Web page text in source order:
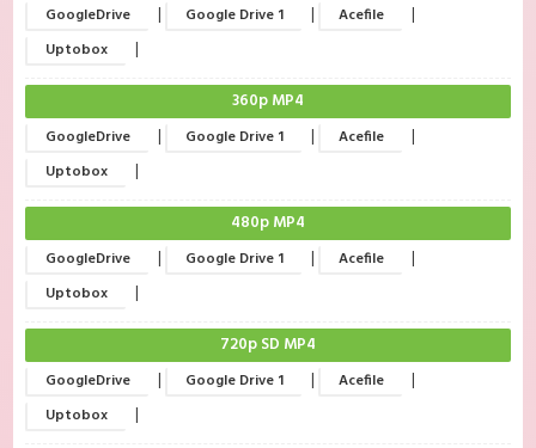
GoogleDrive | Google Drive 1 | Acefile |
Uptobox |
360p MP4
GoogleDrive | Google Drive 1 | Acefile |
Uptobox |
480p MP4
GoogleDrive | Google Drive 1 | Acefile |
Uptobox |
720p SD MP4
GoogleDrive | Google Drive 1 | Acefile |
Uptobox |